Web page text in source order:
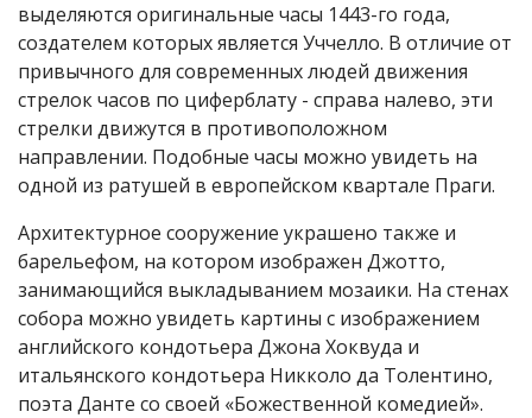
выделяются оригинальные часы 1443-го года,
создателем которых является Уччелло. В отличие от
привычного для современных людей движения
стрелок часов по циферблату - справа налево, эти
стрелки движутся в противоположном
направлении. Подобные часы можно увидеть на
одной из ратушей в европейском квартале Праги.
Архитектурное сооружение украшено также и
барельефом, на котором изображен Джотто,
занимающийся выкладыванием мозаики. На стенах
собора можно увидеть картины с изображением
английского кондотьера Джона Хоквуда и
итальянского кондотьера Никколо да Толентино,
поэта Данте со своей «Божественной комедией».